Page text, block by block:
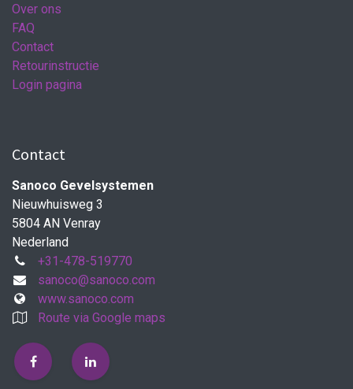
Over ons
FAQ
Contact
Retourinstructie
Login pagina
Contact
Sanoco Gevelsystemen
Nieuwhuisweg 3
5804 AN Venray
Nederland
+31-478-519770
sanoco@sanoco.com
www.sanoco.com
Route via Google maps